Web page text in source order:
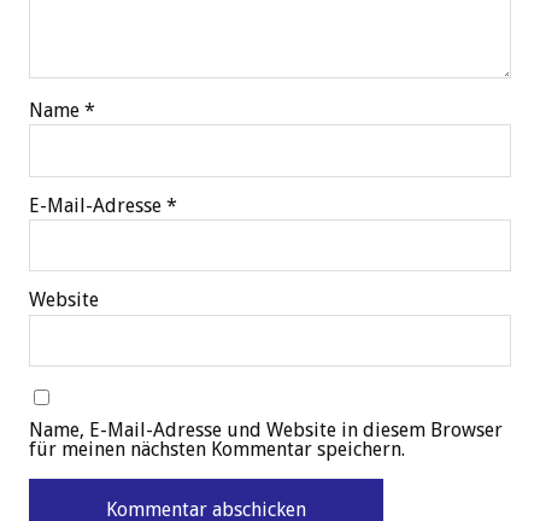
Name *
E-Mail-Adresse *
Website
Name, E-Mail-Adresse und Website in diesem Browser
für meinen nächsten Kommentar speichern.